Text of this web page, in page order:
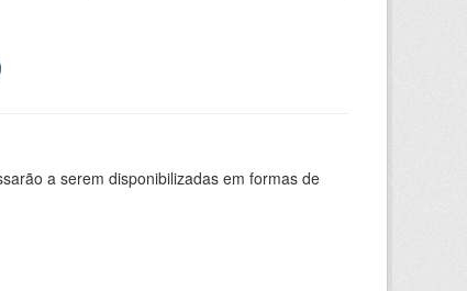
a serem disponibilizadas em formas de